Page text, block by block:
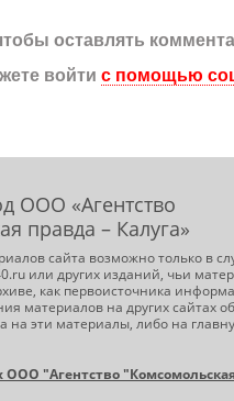
оставлять
войти с помощью
ООО «Агентство
правда – Калуга»
сайта возможно только в
или других изданий, чьи
как первоисточника
материалов на других сайтах
на эти материалы, либо на
ООО "Агентство